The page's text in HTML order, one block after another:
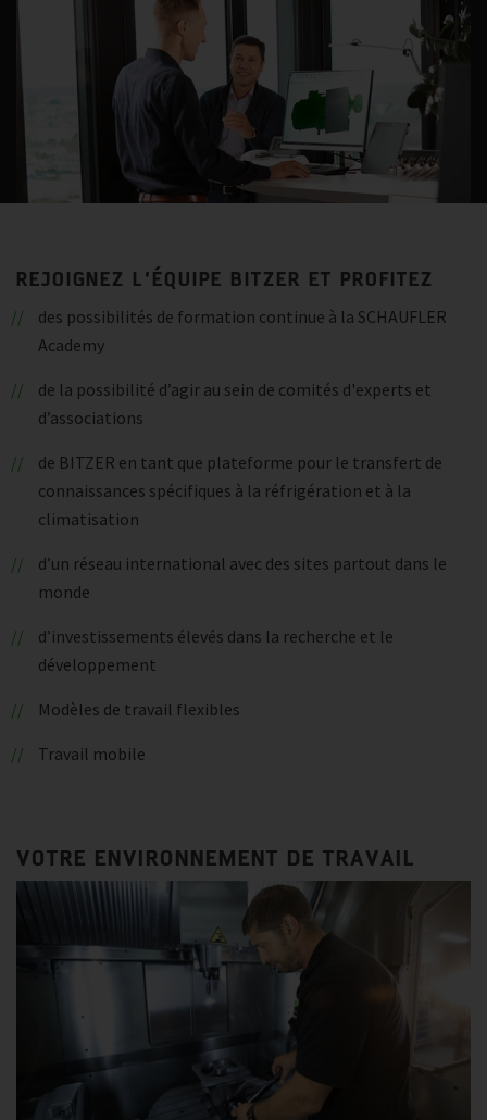
REJOIGNEZ L’ÉQUIPE BITZER ET PROFITEZ
des possibilités de formation continue à la SCHAUFLER
Academy
de la possibilité d’agir au sein de comités d'experts et
d’associations
de BITZER en tant que plateforme pour le transfert de
connaissances spécifiques à la réfrigération et à la
climatisation
d’un réseau international avec des sites partout dans le
monde
d’investissements élevés dans la recherche et le
développement
Modèles de travail flexibles
Travail mobile
VOTRE ENVIRONNEMENT DE TRAVAIL